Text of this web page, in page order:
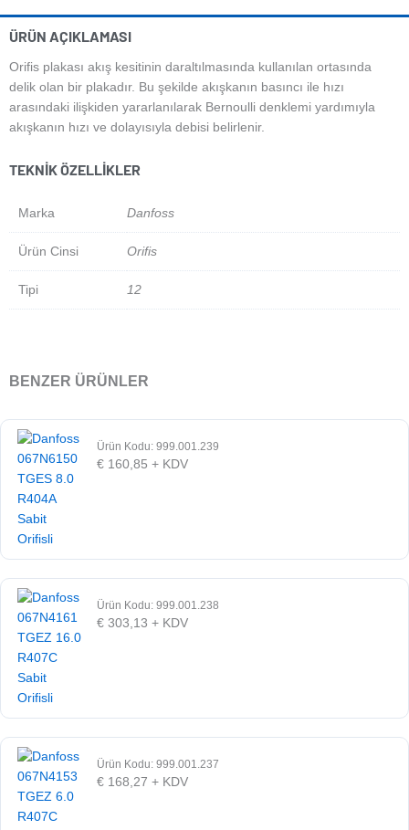
ÜRÜN AÇIKLAMASI
Orifis plakası akış kesitinin daraltılmasında kullanılan ortasında
delik olan bir plakadır. Bu şekilde akışkanın basıncı ile hızı
arasındaki ilişkiden yararlanılarak Bernoulli denklemi yardımıyla
akışkanın hızı ve dolayısıyla debisi belirlenir.
TEKNIK ÖZELLIKLER
Marka Danfoss
Ürün Cinsi Orifis
Tipi 12
BENZER ÜRÜNLER
Ürün Kodu: 999.001.239
€ 160,85 + KDV
Ürün Kodu: 999.001.238
€ 303,13 + KDV
Ürün Kodu: 999.001.237
€ 168,27 + KDV